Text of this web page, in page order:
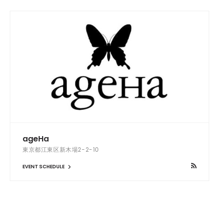
ageHa
東京都江東区新木場2-2-10
EVENT SCHEDULE